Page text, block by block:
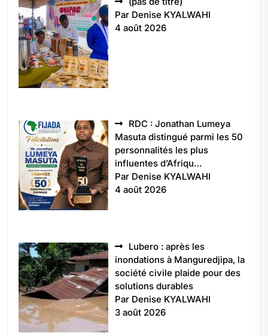
5496
Par Denise KYALWAHI
4 août 2026
RDC : Jonathan Lumeya
Masuta distingué parmi les 50
personnalités les plus
influentes d’Afriqu…
Par Denise KYALWAHI
4 août 2026
Lubero : après les
inondations à Manguredjipa, la
société civile plaide pour des
solutions durables
Par Denise KYALWAHI
3 août 2026